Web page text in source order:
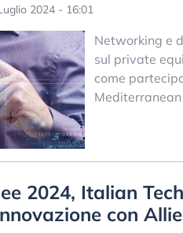
2024 - 16:01
Networking e
sul private
come
2024, Italian
con